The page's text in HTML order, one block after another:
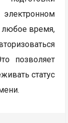
любое время,
позволяет
статус